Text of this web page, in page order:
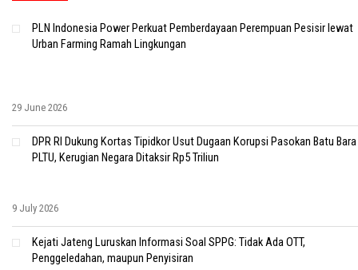
PLN Indonesia Power Perkuat Pemberdayaan Perempuan Pesisir lewat
Urban Farming Ramah Lingkungan
29 June 2026
DPR RI Dukung Kortas Tipidkor Usut Dugaan Korupsi Pasokan Batu Bara
PLTU, Kerugian Negara Ditaksir Rp5 Triliun
9 July 2026
Kejati Jateng Luruskan Informasi Soal SPPG: Tidak Ada OTT,
Penggeledahan, maupun Penyisiran